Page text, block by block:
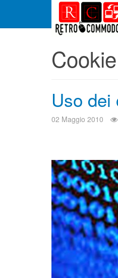
Cookie
Uso dei
02 Maggio 2010